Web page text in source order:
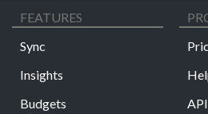
FEATURES
Sync
Insights
Budgets
API